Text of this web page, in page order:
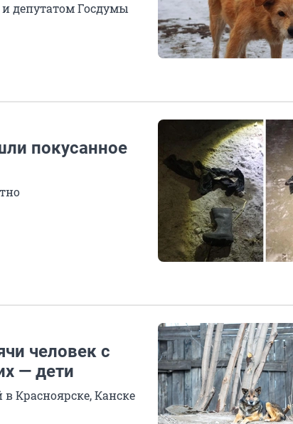
депутатом Госдумы
покусанное
человек с
— дети
Красноярске, Канске